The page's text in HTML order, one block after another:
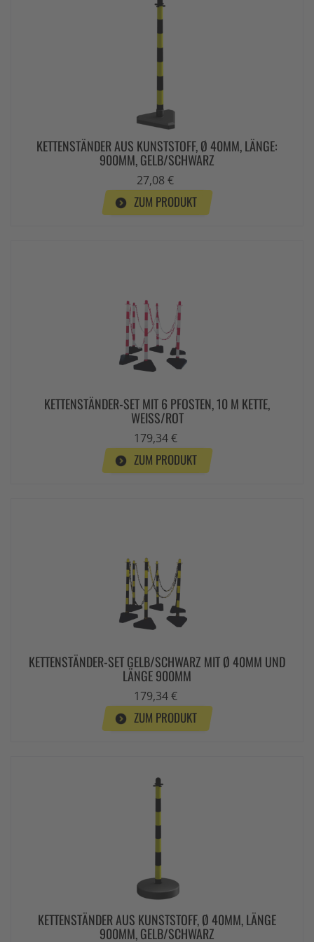
KETTENSTÄNDER AUS KUNSTSTOFF, Ø 40MM, LÄNGE:
900MM, GELB/SCHWARZ
27,08 €
ZUM PRODUKT
KETTENSTÄNDER-SET MIT 6 PFOSTEN, 10 M KETTE,
WEISS/ROT
179,34 €
ZUM PRODUKT
KETTENSTÄNDER-SET GELB/SCHWARZ MIT Ø 40MM UND
LÄNGE 900MM
179,34 €
ZUM PRODUKT
KETTENSTÄNDER AUS KUNSTSTOFF, Ø 40MM, LÄNGE
900MM, GELB/SCHWARZ